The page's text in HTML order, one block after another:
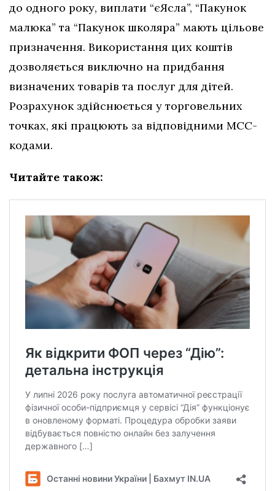
до одного року, виплати “єЯсла”, “Пакунок
малюка” та “Пакунок школяра” мають цільове
призначення. Використання цих коштів
дозволяється виключно на придбання
визначених товарів та послуг для дітей.
Розрахунок здійснюється у торговельних
точках, які працюють за відповідними МСС-
кодами.
Читайте також: